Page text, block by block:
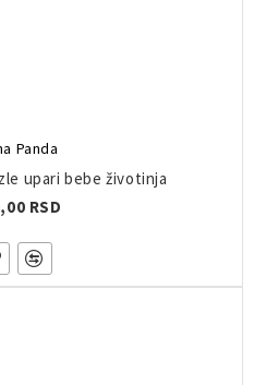
Panda
upari bebe životinja
RSD